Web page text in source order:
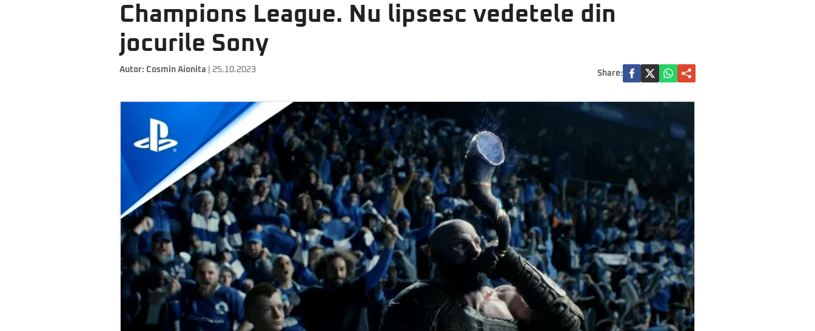
Champions League. Nu lipsesc vedetele din
jocurile Sony
Autor: Cosmin Aionita | 25.10.2023 Share: